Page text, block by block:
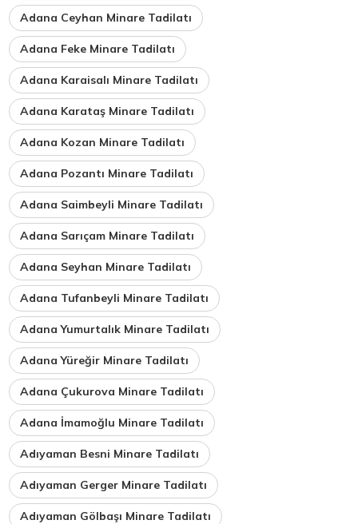
Adana Ceyhan Minare Tadilatı
Adana Feke Minare Tadilatı
Adana Karaisalı Minare Tadilatı
Adana Karataş Minare Tadilatı
Adana Kozan Minare Tadilatı
Adana Pozantı Minare Tadilatı
Adana Saimbeyli Minare Tadilatı
Adana Sarıçam Minare Tadilatı
Adana Seyhan Minare Tadilatı
Adana Tufanbeyli Minare Tadilatı
Adana Yumurtalık Minare Tadilatı
Adana Yüreğir Minare Tadilatı
Adana Çukurova Minare Tadilatı
Adana İmamoğlu Minare Tadilatı
Adıyaman Besni Minare Tadilatı
Adıyaman Gerger Minare Tadilatı
Adıyaman Gölbaşı Minare Tadilatı